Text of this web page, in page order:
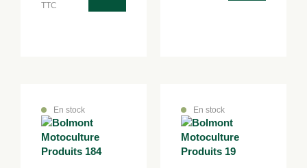
TTC
En stock En stock